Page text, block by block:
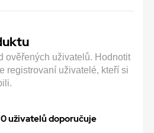
ověřených uživatelů. Hodnotit
registrovaní uživatelé, kteří si
0 uživatelů doporučuje